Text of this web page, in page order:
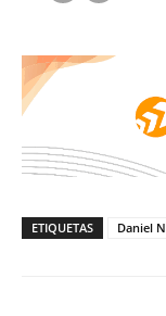
ETIQUETAS Daniel